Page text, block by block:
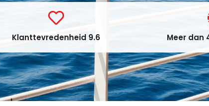
Klanttevredenheid 9.6 Meer dan